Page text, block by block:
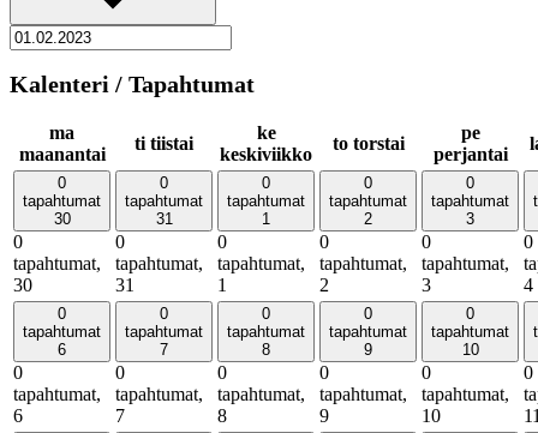
Kalenteri / Tapahtumat
ma
maanantai
ti tiistai
ke
keskiviikko
to torstai
pe
perjantai
0
tapahtumat
30
0
tapahtumat,
30
0
tapahtumat
31
0
tapahtumat,
31
0
tapahtumat
1
0
tapahtumat,
1
0
tapahtumat
2
0
tapahtumat,
2
0
tapahtumat
3
0
tapahtumat,
3
0
4
0
tapahtumat
6
0
tapahtumat,
6
0
tapahtumat
7
0
tapahtumat,
7
0
tapahtumat
8
0
tapahtumat,
8
0
tapahtumat
9
0
tapahtumat,
9
0
tapahtumat
10
0
tapahtumat,
10
0